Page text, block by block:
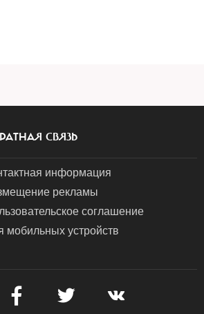
СВЯЗЬ
информация
рекламы
соглашение
мобильных устройств